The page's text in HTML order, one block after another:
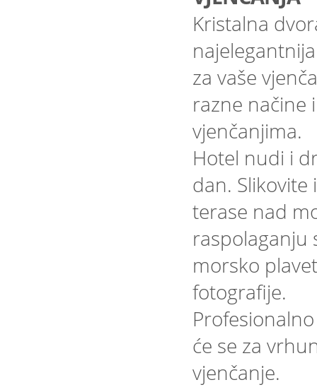
Kristalna
za vaše
razne načine
vjenčanjima.
Hotel nudi i
dan.
terase nad
raspolaganju
morsko
fotografije.
će se za
vjenčanje.